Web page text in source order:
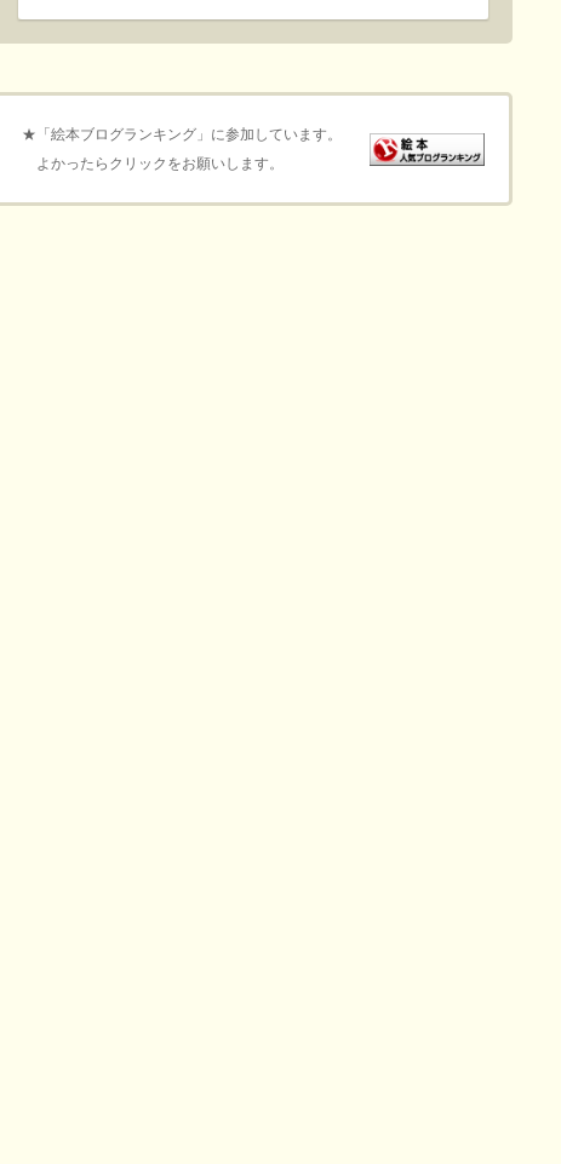
★「絵本ブログランキング」に参加しています。
よかったらクリックをお願いします。